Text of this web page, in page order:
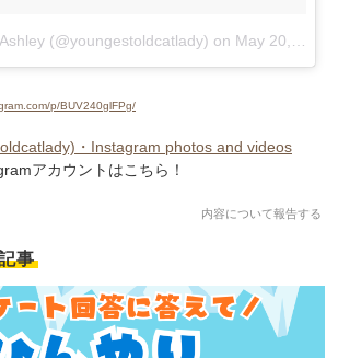
(@youngestoldcatlady) on May 20, 2017 at 9:47pm PDT
p/BUV240glFPg/
・Instagram photos and videos
アカウントはこちら！
内容について報告する
事